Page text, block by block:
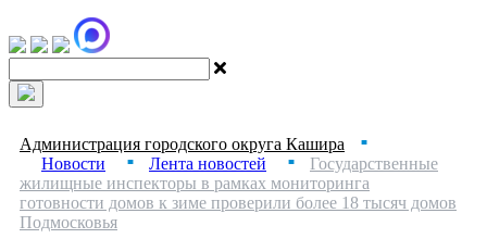
Администрация городского округа Кашира ■
Новости ■ Лента новостей ■
Государственные
жилищные инспекторы в рамках мониторинга
готовности домов к зиме проверили более 18 тысяч домов
Подмосковья